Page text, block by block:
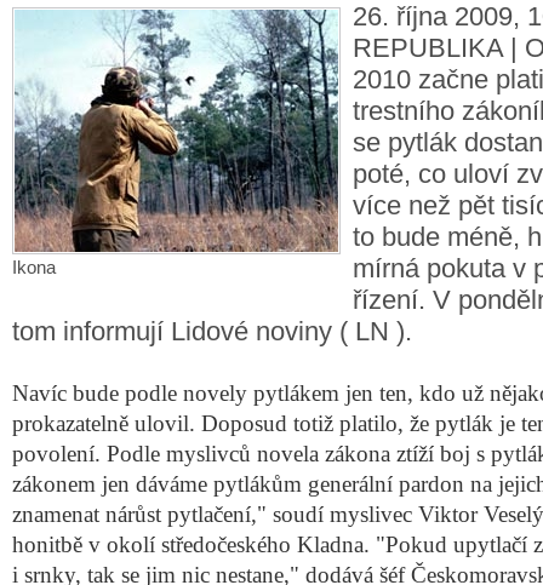
Ikona
26. října 2009,
REPUBLIKA |
2010 začne
trestního
se pytlák
poté, co uloví
více než pět
to bude méně,
mírná pokuta v
řízení. V
tom informují Lidové noviny ( LN ).
Navíc bude podle novely pytlákem jen ten, kdo už
prokazatelně ulovil. Doposud totiž platilo, že pytlák je
povolení. Podle myslivců novela zákona ztíží boj s
zákonem jen dáváme pytlákům generální pardon na
znamenat nárůst pytlačení," soudí myslivec Viktor
honitbě v okolí středočeského Kladna. "Pokud upytlačí
i srnky, tak se jim nic nestane," dodává šéf